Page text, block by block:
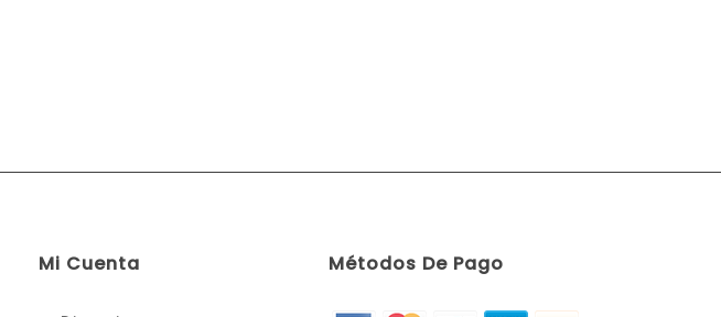
Mi Cuenta Métodos De Pago